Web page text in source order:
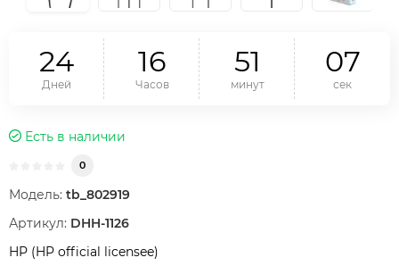
24
Дней
16
Часов
51
минут
06
сек
Есть в наличии
0
Модель: tb_802919
Артикул: DHH-1126
HP (HP official licensee)